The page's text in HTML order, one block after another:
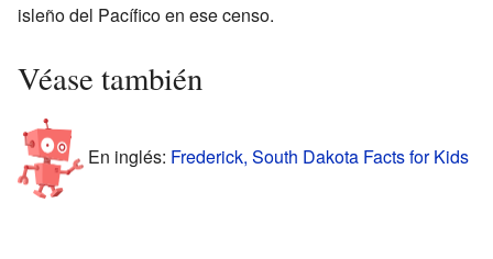
isleño del Pacífico en ese censo.
Véase también
En inglés: Frederick, South Dakota Facts for Kids